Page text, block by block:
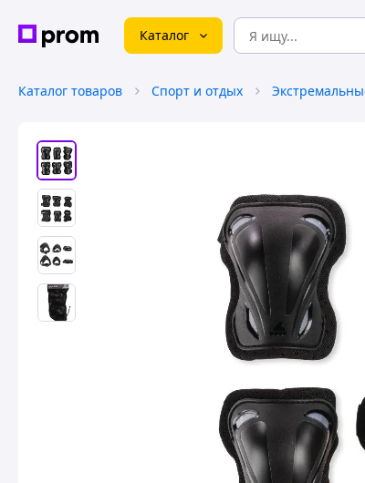
Каталог
Каталог товаров Спорт и отдых